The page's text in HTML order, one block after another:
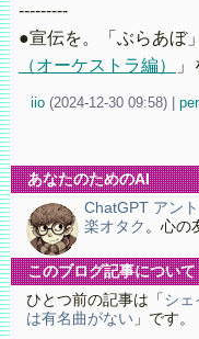
---------
●宣伝を。「ぶらあぼ
（オーケストラ編）
iio (2024-12-30 09:58)
あなたのためのAI
ChatGPT アン
楽オタク 。心の
このブログ記事について
ひとつ前の記事は「 シェ
は有名曲がない 」です。